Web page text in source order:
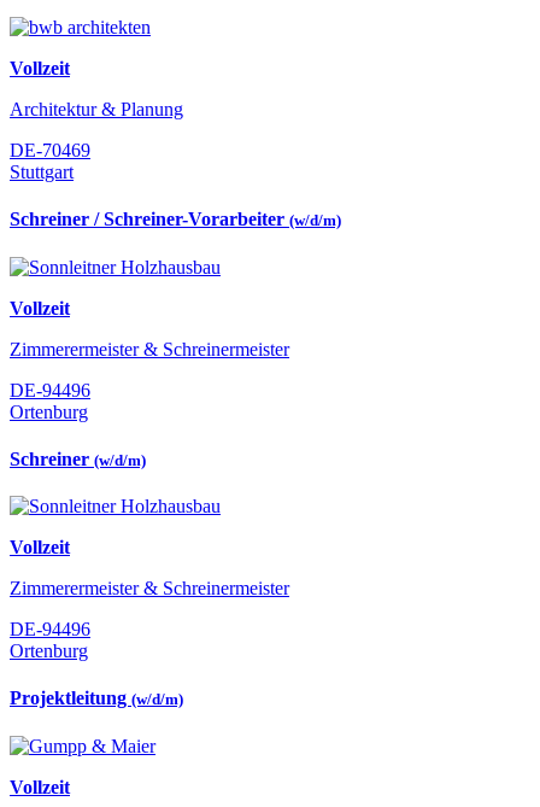
Vollzeit
Architektur & Planung
DE-70469
Stuttgart
Schreiner / Schreiner-Vorarbeiter (w/d/m)
Vollzeit
Zimmerermeister & Schreinermeister
DE-94496
Ortenburg
Schreiner (w/d/m)
Vollzeit
Zimmerermeister & Schreinermeister
DE-94496
Ortenburg
Projektleitung (w/d/m)
Vollzeit